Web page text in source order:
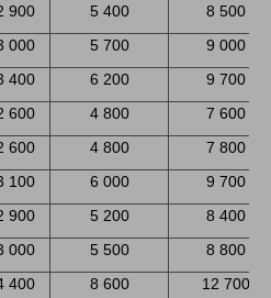
900 5 400
8 500
000 5 700
9 000
400 6 200
9 700
600 4 800
7 600
600 4 800
7 800
100 6 000
9 700
900 5 200
8 400
000 5 500
8 800
400 8 600
12 700